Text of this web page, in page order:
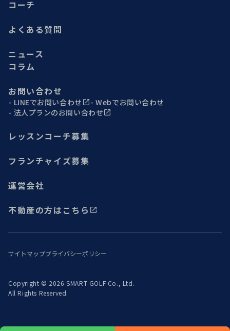
コーチ
よくある質問
ニュース
コラム
お問い合わせ
LINEでお問い合わせ
Webでお問い合わせ
法人プランのお問い合わせ
レッスンコーチ募集
フランチャイズ募集
運営会社
不動産の方はこちら
サイトマッププライバシーポリシー
Copyright © 2026 SMART GOLF Co., Ltd.
All Rights Reserved.